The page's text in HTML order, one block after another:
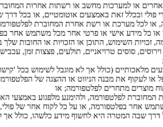
או למערכות מחשב או רשתות אחרות
ובכלל זאת באמצעים אוטומטיים, או בכל דרך
או לכל מערכת או רשת אחרת המחוברת
או כל מידע אישי או פרטי אחר מכל משתמש אחר
השימוש, התוכן או הזכויות או החובות
מלאכותיים (כולל אך לא מוגבל לשימוש בכל
לעקוף את מבנה הניווט או ההצגה של
מוצרים מתחרים לפלטפורמה; או
המחוברת לפלטפורמה, ולהימנע מלפגוע
אחר בפלטפורמה, או על כל לקוח אחר של
שבה המטרה היא לחשוף מידע כלשהו, כולל אך